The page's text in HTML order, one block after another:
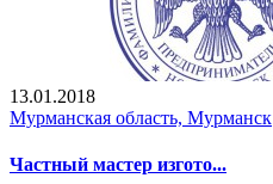
13.01.2018
Мурманская область, Мурманск
Частный мастер изгото...